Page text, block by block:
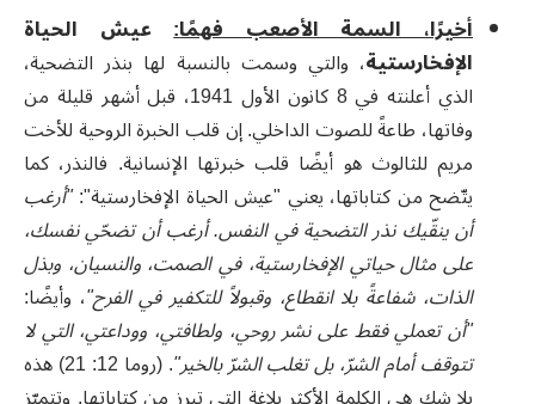
أخيرًا، السمة الأصعب فهمًا: عيش الحياة
الإفخارستية، والتي وسمت بالنسبة لها بنذر التضحية،
الذي أعلنته في 8 كانون الأول 1941، قبل أشهر قليلة من
وفاتها، طاعةً للصوت الداخلي. إن قلب الخبرة الروحية للأخت
مريم للثالوث هو أيضًا قلب خبرتها الإنسانية. فالنذر، كما
يتّضح من كتاباتها، يعني "عيش الحياة الإفخارستية":"أرغب
أن ينقّيك نذر التضحية في النفس. أرغب أن تضحّي نفسك،
على مثال حياتي الإفخارستية، في الصمت، والنسيان، وبذل
الذات، شفاعةً بلا انقطاع، وقبولاً للتكفير في الفرح"، وأيضًا:
"أن تعملي فقط على نشر روحي، ولطافتي، ووداعتي، التي لا
تتوقف أمام الشرّ، بل تغلب الشرّ بالخير"
.(روما 12
: 21) هذه